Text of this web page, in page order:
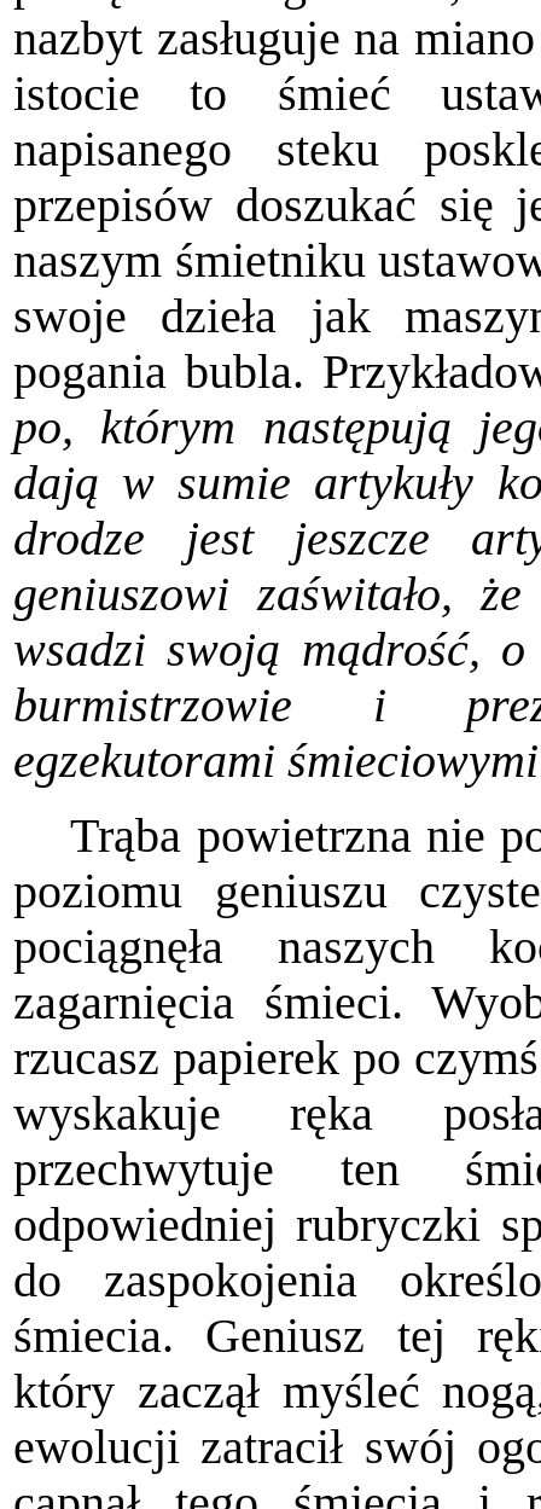
nazbyt zasługuje na
istocie to śmieć
napisanego steku
przepisów doszukać się
naszym śmietniku
swoje dzieła jak
pogania bubla.
po, którym nastę­pują
dają w sumie artykuły
drodze jest jeszcze
geniuszowi zaświtało,
wsadzi swoją mądrość,
burmistrzowie i
egzekutorami śmieciowymi
Trąba powietrzna nie
poziomu geniuszu
pocią­gnęła naszych
zagarnięcia śmieci.
rzucasz pa­pierek po
wyskakuje ręka
przechwytuje ten
odpowiedniej rubryczki
do zaspokojenia
śmiecia. Geniusz tej
który zaczął myśleć
ewolucji zatracił swój